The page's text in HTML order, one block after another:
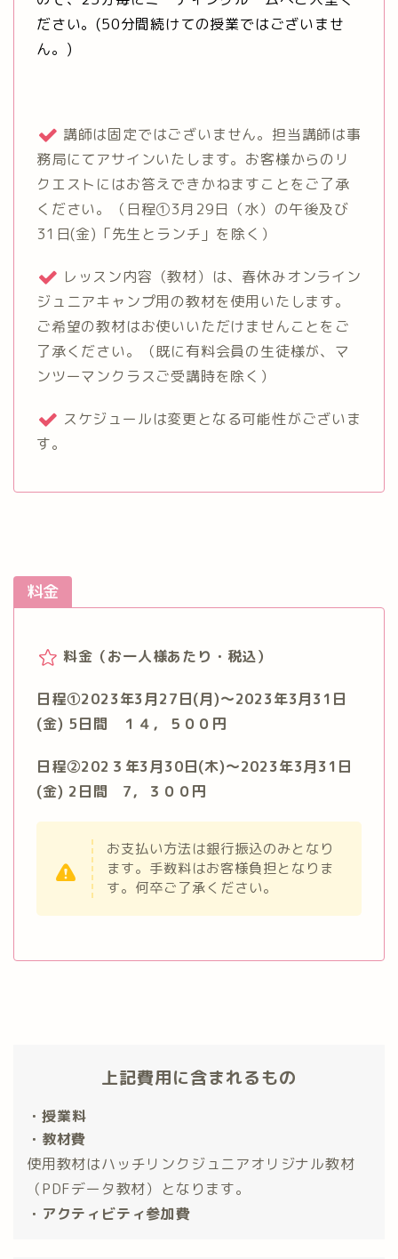
ださい。(50分間続けての授業ではございませ
ん。)
講師は固定ではございません。担当講師は事
務局にてアサインいたします。お客様からのリ
クエストにはお答えできかねますことをご了承
ください。（日程①3月29日（水）の午後及び
31日(金)「先生とランチ」を除く）
レッスン内容（教材）は、春休みオンライン
ジュニアキャンプ用の教材を使用いたします。
ご希望の教材はお使いいただけませんことをご
了承ください。（既に有料会員の生徒様が、マ
ンツーマンクラスご受講時を除く）
スケジュールは変更となる可能性がございま
す。
料金
料金（お一人様あたり・税込）
日程①2023年3月27日(月)～2023年3月31日
(金) 5日間 １４，５００円
日程②202３年3月30日(木)～2023年3月31日
(金) 2日間 7，３００円
お支払い方法は銀行振込のみとなり
ます。手数料はお客様負担となりま
す。何卒ご了承ください。
上記費用に含まれるもの
・授業料
・教材費
使用教材はハッチリンクジュニアオリジナル教材
（PDFデータ教材）となります。
・アクティビティ参加費